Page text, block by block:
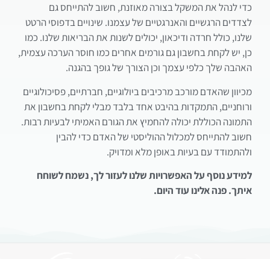
כדי לנהל את המשקל בצורה מאוזנת, חשוב להתייחס גם
לצדדים הרגשיים והאנרגטיים של עצמנו. שינויים בדפוסי הרטט
שלנו, כולל חרדה ודיכאון, יכולים לשנות את הבריאות שלנו. כמו
כן, יש לקחת בחשבון גם גורמים אחרים כמו חוסר הערכה עצמית,
האהבה שלך כלפי עצמך וכן הצורך של גופך בהגנה.
מכיוון שהאדם מורכב מרכיבים ביולוגיים, חברתיים, פסיכולוגיים
ורוחניים, התמקדות בהיבט אחד בלבד מבלי לקחת בחשבון את
התמונה הכוללת יכולה להחמיץ את הגורם האמיתי לבעיות רבות.
חשוב להתייחס למכלול ההוליסטי של האדם כדי להבין
ולהתמודד עם בעיות באופן מלא ומדויק.
למידע נוסף על האפשרויות שלנו לעזור לך, נשמח לשוחח
איתך. פנה אלינו עוד היום.